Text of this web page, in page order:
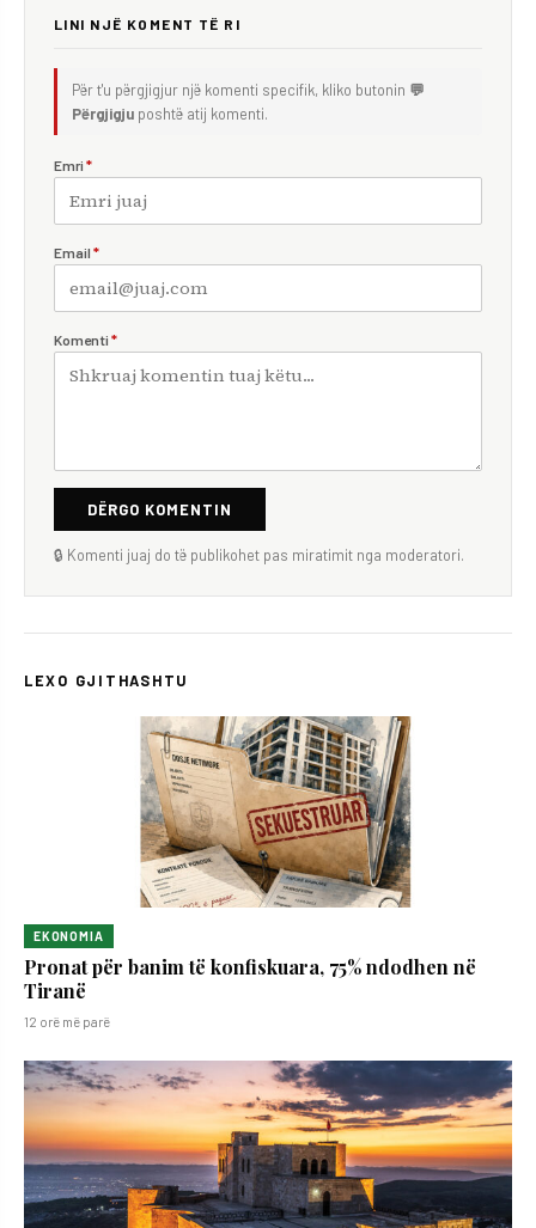
LINI NJË KOMENT TË RI
Për t'u përgjigjur një komenti specifik, kliko butonin 💬
Përgjigju poshtë atij komenti.
Emri *
Email *
Komenti *
DËRGO KOMENTIN
🔒 Komenti juaj do të publikohet pas miratimit nga moderatori.
LEXO GJITHASHTU
EKONOMIA
Pronat për banim të konfiskuara, 75% ndodhen në
Tiranë
12 orë më parë